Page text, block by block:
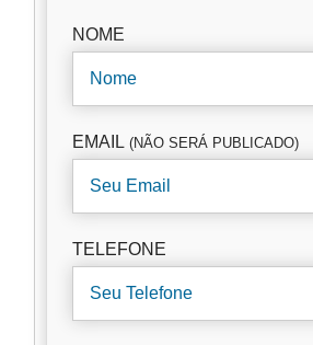
NOME
EMAIL (NÃO SERÁ PUBLICADO)
TELEFONE